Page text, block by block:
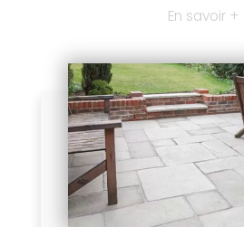
En savoir +